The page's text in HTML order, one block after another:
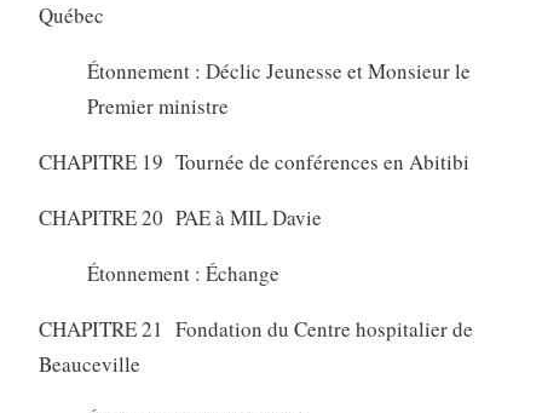
Québec
Étonnement : Déclic Jeunesse et Monsieur le
Premier ministre
CHAPITRE 19 Tournée de conférences en Abitibi
CHAPITRE 20 PAE à MIL Davie
Étonnement : Échange
CHAPITRE 21 Fondation du Centre hospitalier de
Beauceville